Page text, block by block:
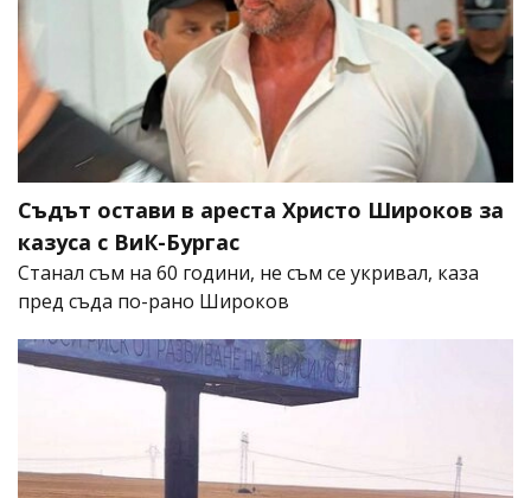
Съдът остави в ареста Христо Широков за
казуса с ВиК-Бургас
Станал съм на 60 години, не съм се укривал, каза
пред съда по-рано Широков